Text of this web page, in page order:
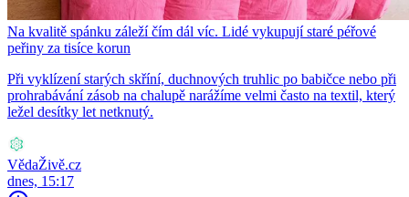
Na kvalitě spánku záleží čím dál víc. Lidé vykupují staré péřové
peřiny za tisíce korun
Při vyklízení starých skříní, duchnových truhlic po babičce nebo při
prohrabávání zásob na chalupě narážíme velmi často na textil, který
ležel desítky let netknutý.
VědaŽivě.cz
dnes, 15:17